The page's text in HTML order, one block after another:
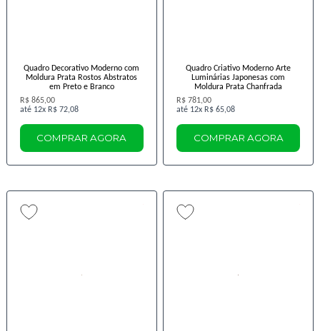
Quadro Decorativo Moderno com
Moldura Prata Rostos Abstratos
em Preto e Branco
R$ 865,00
12x R$ 72,08
COMPRAR AGORA
Quadro Criativo Moderno Arte
Luminárias Japonesas com
Moldura Prata Chanfrada
R$ 781,00
12x R$ 65,08
COMPRAR AGORA